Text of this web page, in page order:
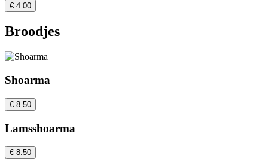
€ 4.00
Broodjes
Shoarma
€ 8.50
Lamsshoarma
€ 8.50